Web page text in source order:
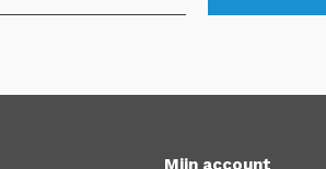
Mijn account